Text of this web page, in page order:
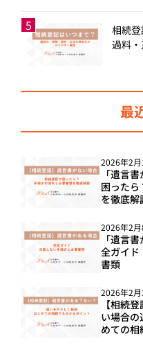
相続
過料
最
2026年2月
「遺言
困った
を徹底解
2026年2月
「遺言
全ガイド
書類
2026年2月
【相続
い場合の
めての相